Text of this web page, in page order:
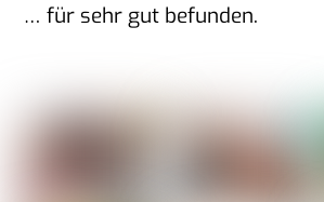
… für sehr gut befunden.